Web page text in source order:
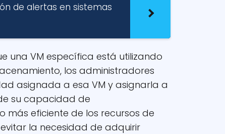
de alertas en sistemas
una VM específica está utilizando
los administradores
asignada a esa VM y asignarla a
su capacidad de
más eficiente de los recursos de
la necesidad de adquirir